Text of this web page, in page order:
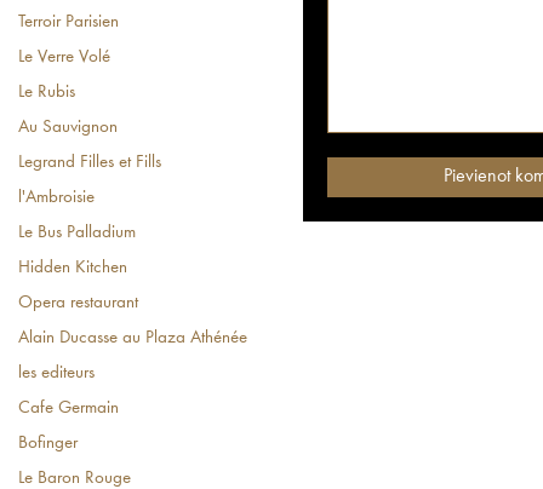
Terroir Parisien
Le Verre Volé
Le Rubis
Au Sauvignon
Legrand Filles et Fills
l'Ambroisie
Le Bus Palladium
Hidden Kitchen
Opera restaurant
Alain Ducasse au Plaza Athénée
les editeurs
Cafe Germain
Bofinger
Le Baron Rouge